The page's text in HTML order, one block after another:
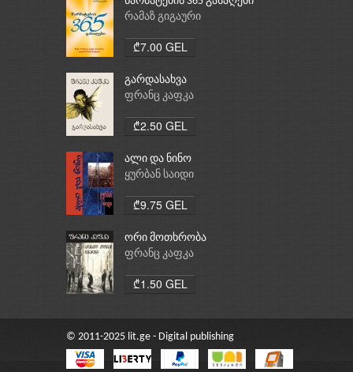
რამაზ გიგაური
₾7.00 GEL
გარდასახვა
ფრანც კაფკა
₾2.50 GEL
ალი და ნინო
ყურბან საიდი
₾9.75 GEL
ორი მოთხრობა
ფრანც კაფკა
₾1.50 GEL
© 2011-2025 lit.ge - Digital publishing